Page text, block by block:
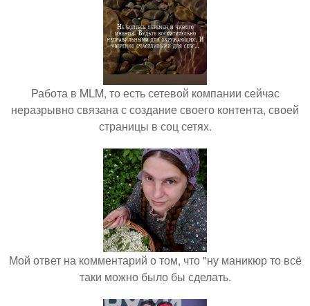
Работа в MLM, то есть сетевой компании сейчас
неразрывно связана с создание своего контента, своей
страницы в соц сетях.
Мой ответ на комментарий о том, что "ну маникюр то всё
таки можно было бы сделать.